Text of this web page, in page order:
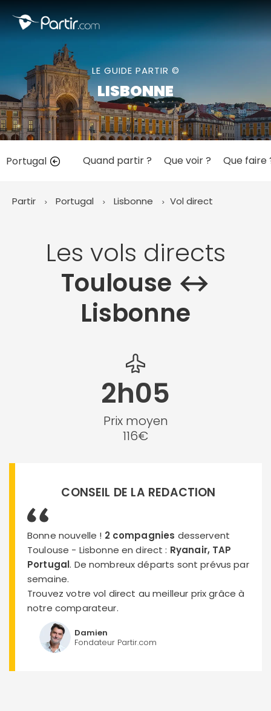
LE GUIDE PARTIR ©
LISBONNE
Portugal Quand partir ? Que voir ? Que faire
Partir Portugal Lisbonne Vol direct
Les vols directs
Toulouse ↔︎
Lisbonne
2h05
Prix moyen
116€
CONSEIL DE LA REDACTION
Bonne nouvelle ! 2 compagnies desservent
Toulouse - Lisbonne en direct : Ryanair, TAP
Portugal. De nombreux départs sont prévus par
semaine.
Trouvez votre vol direct au meilleur prix grâce à
notre comparateur.
Damien
Fondateur Partir.com
📍 Destinations populaires
☀️ Où partir par mois
Juillet
Août Septembre
Octobre